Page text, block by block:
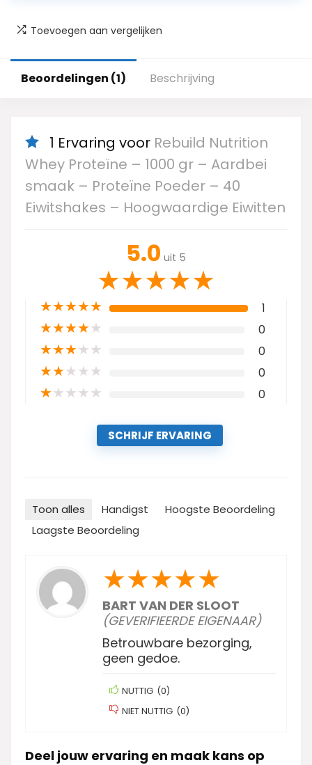
Toevoegen aan vergelijken
Beoordelingen (1) Beschrijving
1 Ervaring voor Rebuild Nutrition
Whey Proteïne – 1000 gr – Aardbei
smaak – Proteïne Poeder – 40
Eiwitshakes – Hoogwaardige Eiwitten
5.0 uit 5
★★★★★
★★★★★ 1
★★★★★ 0
★★★★★ 0
★★★★★ 0
★★★★★ 0
SCHRIJF ERVARING
Toon alles Handigst
Hoogste Beoordeling
Laagste Beoordeling
★★★★★
BART VAN DER SLOOT
(GEVERIFIEERDE EIGENAAR)
Betrouwbare bezorging,
geen gedoe.
NUTTIG (0)
NIET NUTTIG (0)
Deel jouw ervaring en maak kans op